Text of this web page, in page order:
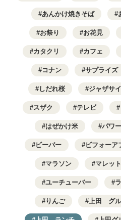
あんかけ焼きそば
お祭り お花見
カタクリ カフェ
コナン サプライズ
しだれ桜 ジャザサ
スザク テレビ
はぜかけ米 パワ
ビーバー ビフォーア
マラソン マレッ
ユーチューバー
りんご 上田 グル